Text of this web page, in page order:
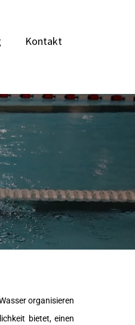
Kontakt
organisieren
bietet, einen